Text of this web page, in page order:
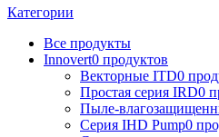
Категории
Все продукты
Innovert0 продуктов
Векторные ITD0
Простая серия IRD0
Пыле-
Серия IHD Pump0